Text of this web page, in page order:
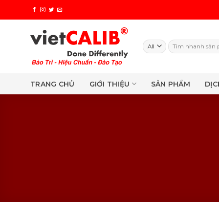
content
Search
for:
TRANG CHỦ GIỚI THIỆU SẢN PHẨM